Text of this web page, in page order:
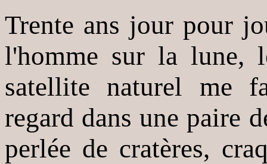
Trente ans jour pour
l'homme sur la lune,
satellite naturel me
regard dans une paire
perlée de cratères,